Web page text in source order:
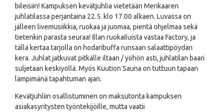
bileisiin! Kampuksen kevätjuhlia vietetään Merikaaren
juhlatilassa perjantaina 22.5. klo 17.00 alkaen. Luvassa on
jälleen livemusiikkia, ruokaa ja juomaa, pientä ohjelmaa sekä
tietenkin parasta seuraa! Illan ruokailuista vastaa Factory, ja
tällä kertaa tarjolla on hodaribuffa runsaan salaattipöydän
kera. Juhlat jatkuvat pitkälle iltaan / yöhön asti, juhlatilan baari
suljetaan keskiyöllä. Myös Kuution Sauna on tuttuun tapaan
lämpimänä tapahtuman ajan.
Kevätjuhliin osallistuminen on maksutonta kampuksen
asiakasyritysten työntekijöille, mutta vaatii